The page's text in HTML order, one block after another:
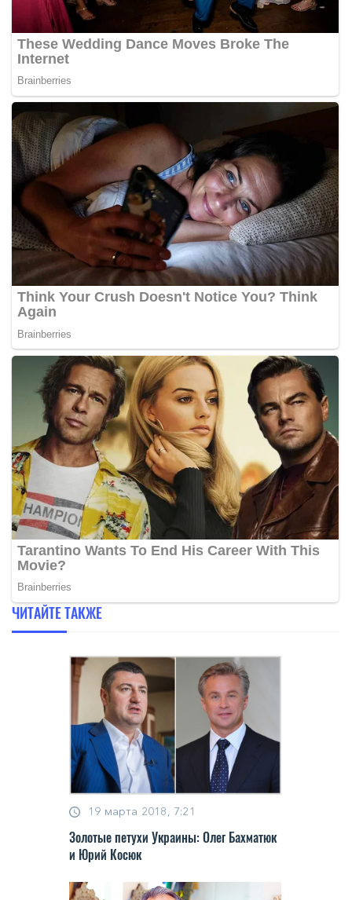
ЧИТАЙТЕ ТАКЖЕ
19 марта 2018, 7:21
Золотые петухи Украины: Олег Бахматюк
и Юрий Косюк